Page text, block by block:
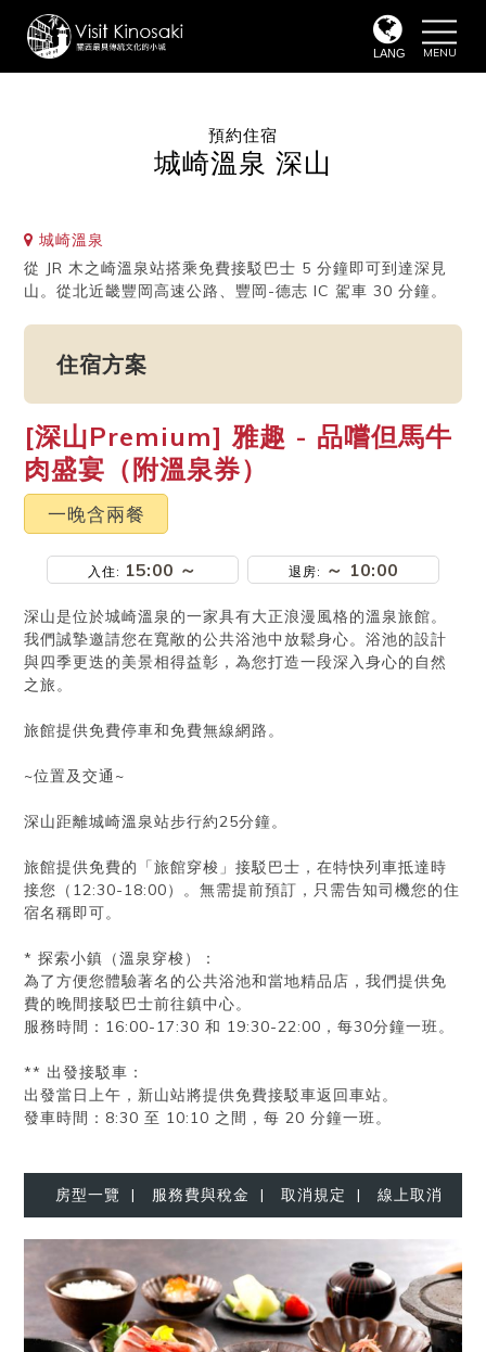
LANG
toggle
預約住宿
城崎溫泉 深山
城崎溫泉
從 JR 木之崎溫泉站搭乘免費接駁巴士 5 分鐘即可到達深見
山。從北近畿豐岡高速公路、豐岡-德志 IC 駕車 30 分鐘。
住宿方案
[深山Premium] 雅趣 - 品嚐但馬牛
肉盛宴（附溫泉券）
一晚含兩餐
入住: 15:00 ～ 退房: ～ 10:00
深山是位於城崎溫泉的一家具有大正浪漫風格的溫泉旅館。
我們誠摯邀請您在寬敞的公共浴池中放鬆身心。浴池的設計
與四季更迭的美景相得益彰，為您打造一段深入身心的自然
之旅。
旅館提供免費停車和免費無線網路。
~位置及交通~
深山距離城崎溫泉站步行約25分鐘。
旅館提供免費的「旅館穿梭」接駁巴士，在特快列車抵達時
接您（12:30-18:00）。無需提前預訂，只需告知司機您的住
宿名稱即可。
* 探索小鎮（溫泉穿梭）：
為了方便您體驗著名的公共浴池和當地精品店，我們提供免
費的晚間接駁巴士前往鎮​​中心。
服務時間：16:00-17:30 和 19:30-22:00，每30分鐘一班。
** 出發接駁車：
出發當日上午，新山站將提供免費接駁車返回車站。
發車時間：8:30 至 10:10 之間，每 20 分鐘一班。
房型一覽 | 服務費與稅金 | 取消規定 | 線上取消